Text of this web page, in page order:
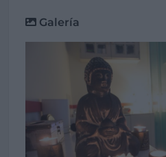
Galería